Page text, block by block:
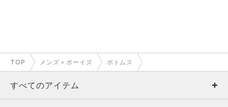
TOP メンズ＋ボーイズ ボトムス
すべてのアイテム